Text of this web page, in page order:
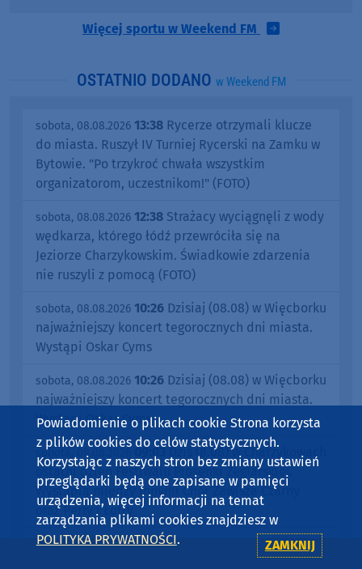
Więcej sportu w Weekend FM
OSTATNIO DODANO w Weekend FM
sobota, 08.08.2026 13:38 Rycerze otrzymali klucze
do miasta. Ruszył IV Turniej Rycerski na Zamku w
Bytowie. "Po trzykroć chwała wszystkim
organizatorom, uczestnikom!" (FOTO)
sobota, 08.08.2026 12:38 Strażacy wyciągnęli z wody
wędkarza, którego łódź przewróciła się na
Jeziorze Charzykowskim. Świadkowie zdarzenia
nie ruszyli z pomocą (FOTO)
sobota, 08.08.2026 10:26 Dzisiaj (08.08) w Więcborku
najważniejszy koncert tegorocznych dni miasta.
Wystąpi Oskar Cyms
sobota, 08.08.2026 10:26 Dzisiaj (08.08) w Więcborku
najważniejszy koncert tegorocznych dni miasta.
Wystąpi Oskar Cyms
sobota, 08.08.2026 09:03Dziś (8.08) w Charzykowach
ostatni dzień Festiwalu Piosenki Żeglarskiej.
Wystąpią między innymi Chór Zawisza Czarny
oraz Perły i Łotry
sobota, 08.08.2026 09:03Dziś (8.08) w Charzykowach
ostatni dzień Festiwalu Piosenki Żeglarskiej.
Powiadomienie o plikach cookie Strona korzysta
z plików cookies do celów statystycznych.
Korzystając z naszych stron bez zmiany ustawień
przeglądarki będą one zapisane w pamięci
urządzenia, więcej informacji na temat
zarządzania plikami cookies znajdziesz w
POLITYKA PRYWATNOŚCI. ZAMKNIJ